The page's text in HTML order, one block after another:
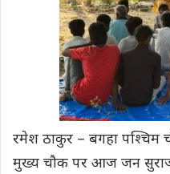
रमेश ठाकुर – बगहा पश्चिम
मुख्य चौक पर आज जन